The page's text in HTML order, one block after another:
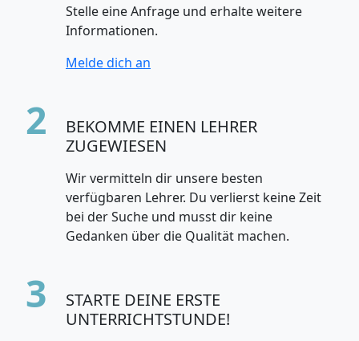
Stelle eine Anfrage und erhalte weitere
Informationen.
Melde dich an
2
BEKOMME EINEN LEHRER
ZUGEWIESEN
Wir vermitteln dir unsere besten
verfügbaren Lehrer. Du verlierst keine Zeit
bei der Suche und musst dir keine
Gedanken über die Qualität machen.
3
STARTE DEINE ERSTE
UNTERRICHTSTUNDE!